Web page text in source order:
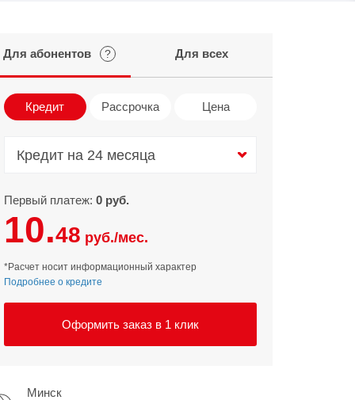
Infinix GT
Spark
Pova
Для абонентов ? Для всех
Кредит Рассрочка Цена
Кредит на 24 месяца
Первый платеж: 0 руб.
10.48 руб./мес.
*Расчет носит информационный характер
Подробнее о кредите
Оформить заказ в 1 клик
Кредит на 24 месяца
Минск